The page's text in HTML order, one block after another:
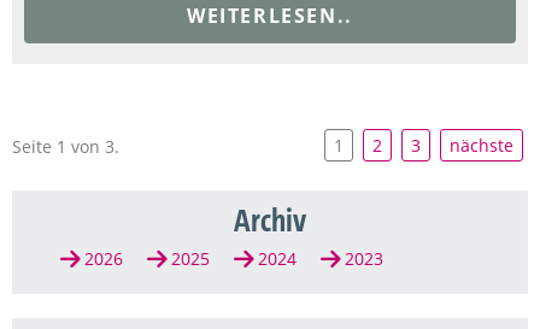
WEITERLESEN..
Seite 1 von 3. 1 2 3 nächste
Archiv
2026 2025 2024 2023